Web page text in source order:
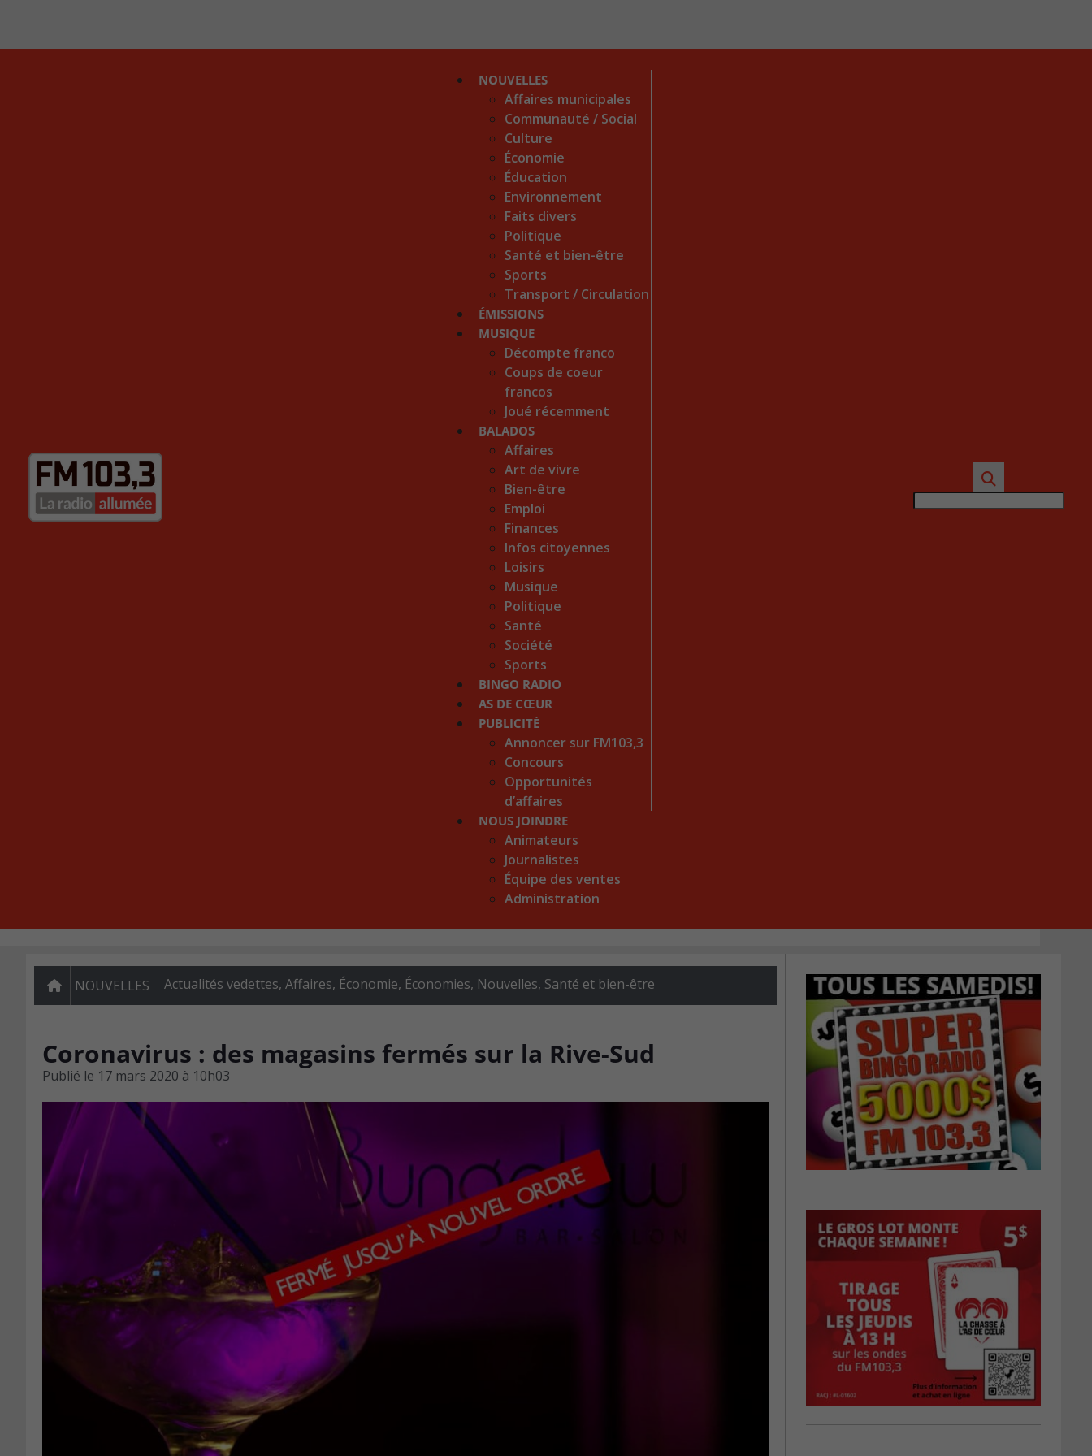
NOUVELLES
Affaires municipales
Communauté / Social
Culture
Économie
Éducation
Environnement
Faits divers
Politique
Santé et bien-être
Sports
Transport / Circulation
ÉMISSIONS
MUSIQUE
Décompte franco
Coups de coeur
francos
Joué récemment
BALADOS
Affaires
Art de vivre
Bien-être
Emploi
Finances
Infos citoyennes
Loisirs
Musique
Politique
Santé
Société
Sports
BINGO RADIO
AS DE CŒUR
PUBLICITÉ
Annoncer sur FM103,3
Concours
Opportunités
d’affaires
NOUS JOINDRE
Animateurs
Journalistes
Équipe des ventes
Administration
NOUVELLES Actualités vedettes, Affaires, Économie, Économies, Nouvelles, Santé et bien-être
Coronavirus : des magasins fermés sur la Rive-Sud
Publié le 17 mars 2020 à 10h03